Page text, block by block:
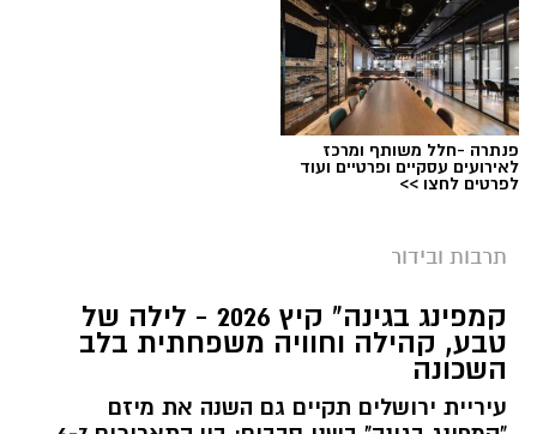
מערכת ירושלים נט / 10:00 28.07.26
תגים:פארק המים
עיריית ירושלים, באמצעות החברה העירונית
פנתרה -חלל משותף ומרכז
לאירועים עסקיים ופרטיים ועוד
לפרטים לחצו >>
תרבות ובידור
קמפינג בגינה" קיץ 2026 - לילה של
טבע, קהילה וחוויה משפחתית בלב
השכונה
עיריית ירושלים תקיים גם השנה את מיזם